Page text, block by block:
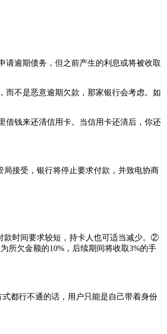
请逾期债务，但之前产生的利息或将被收取
而不是恶意逾期欠款，那家银行会考虑。如
借钱来还清信用卡。当信用卡还清后，你还
接受，银行将停止要求付款，并致电协商
款时间要求较短，持卡人也可适当减少。②
所欠金额的10%，后续期间将收取3%的手
都行不通的话，用户只能是自己带着身份